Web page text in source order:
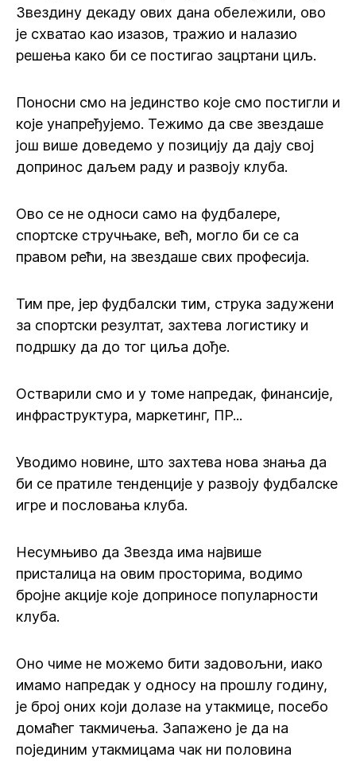
Звездину декаду ових дана обележили, ово
је схватао као изазов, тражио и налазио
решења како би се постигао зацртани циљ.
Поносни смо на јединство које смо постигли и
које унапређујемо. Тежимо да све звездаше
још више доведемо у позицију да дају свој
допринос даљем раду и развоју клуба.
Ово се не односи само на фудбалере,
спортске стручњаке, већ, могло би се са
правом рећи, на звездаше свих професија.
Тим пре, јер фудбалски тим, струка задужени
за спортски резултат, захтева логистику и
подршку да до тог циља дође.
Остварили смо и у томе напредак, финансије,
инфраструктура, маркетинг, ПР...
Уводимо новине, што захтева нова знања да
би се пратиле тенденције у развоју фудбалске
игре и пословања клуба.
Несумњиво да Звезда има највише
присталица на овим просторима, водимо
бројне акције које доприносе популарности
клуба.
Оно чиме не можемо бити задовољни, иако
имамо напредак у односу на прошлу годину,
је број оних који долазе на утакмице, посебо
домаћег такмичења. Запажено је да на
појединим утакмицама чак ни половина